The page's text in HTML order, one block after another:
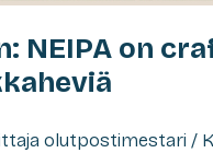
NEIPA on
olutpostimestari /